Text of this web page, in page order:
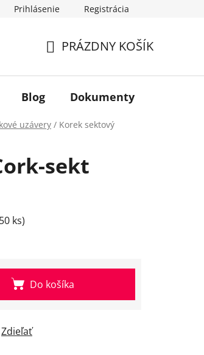
Prihlásenie Registrácia
KOŠÍK
PRÁZDNY KOŠÍK
Blog Dokumenty
uzávery / Korek sektový
sekt
ks)
Do košíka
Zdieľať